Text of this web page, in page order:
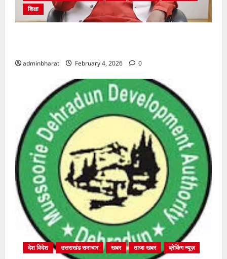
शिक्षा
adminbharat February 4, 2026 0
देश विदेश उत्तराखंड समाचार खबर ताजा खबर ब्रेकिंग न्यूज़